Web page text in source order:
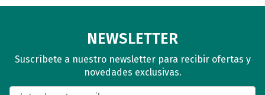
NEWSLETTER
Suscríbete a nuestro newsletter para recibir ofertas y
novedades exclusivas.